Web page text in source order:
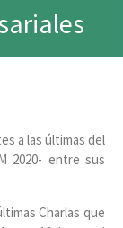
a las últimas del
2020- entre sus
Charlas que